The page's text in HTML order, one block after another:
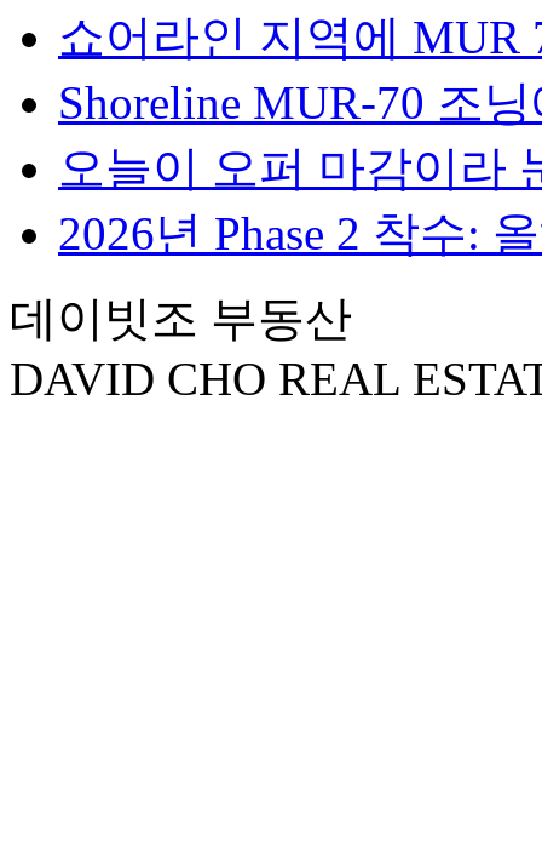
쇼어라인 지역에 MUR
Shoreline MUR-70 조
오늘이 오퍼 마감이라
2026년 Phase 2 착수:
데이빗조 부동산
DAVID CHO REAL